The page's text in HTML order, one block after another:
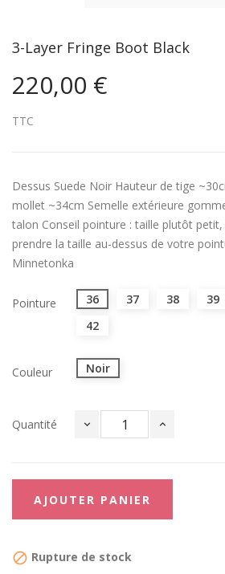
3-Layer Fringe Boot Black
220,00 €
TTC
Dessus Suede Noir Hauteur de tige
mollet ~34cm Semelle extérieure
talon Conseil pointure : taille plutôt
prendre la taille au-dessus de votre
Minnetonka
Pointure 36 37 38 39
42
Couleur Noir
Quantité
AJOUTER PANIER
 Rupture de stock